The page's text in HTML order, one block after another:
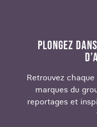
PLONGEZ
Retrouvez
marques du
reportages et